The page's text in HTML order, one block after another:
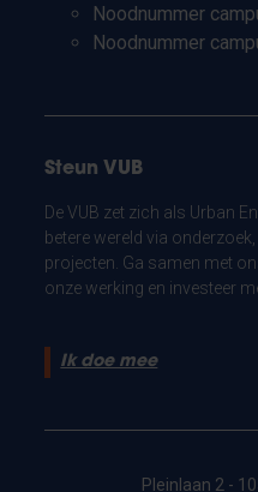
Noodnummer
Noodnummer
Steun VUB
De VUB zet zich als Urban
betere wereld via
projecten. Ga samen met
onze werking en investeer
Ik doe mee
Pleinlaan 2 -